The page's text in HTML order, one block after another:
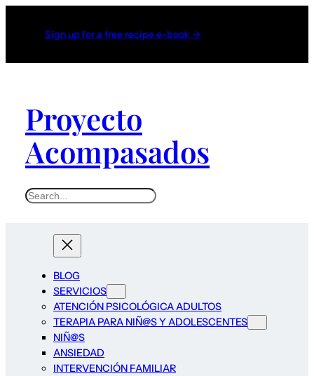
Sign up for a free recipe e-book →
Proyecto
Acompasados
S
BLOG
SERVICIOS
ATENCIÓN PSICOLÓGICA ADULTOS
TERAPIA PARA NIÑ@S Y ADOLESCENTES
NIÑ@S
ANSIEDAD
INTERVENCIÓN FAMILIAR